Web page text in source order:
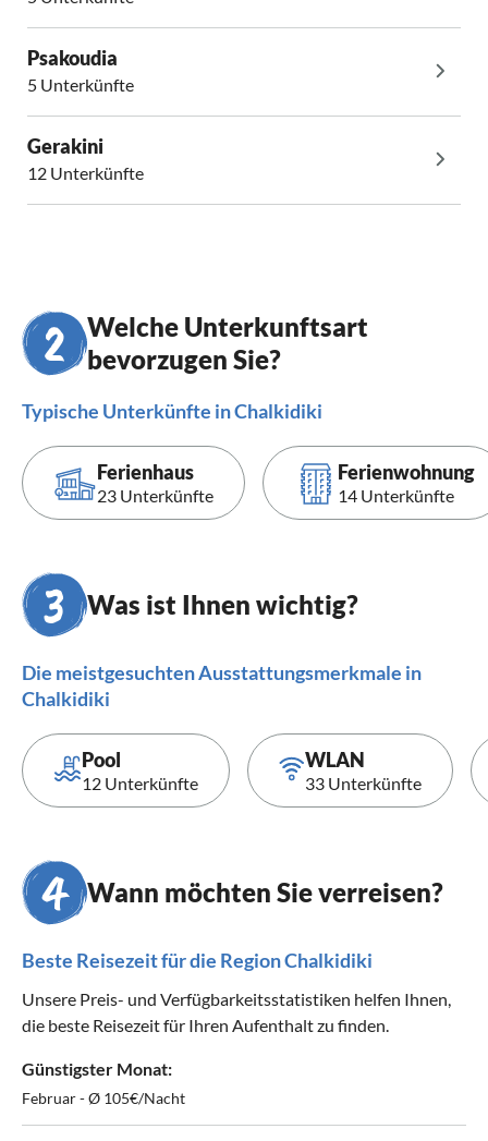
Psakoudia
5 Unterkünfte
Gerakini
12 Unterkünfte
Welche Unterkunftsart
bevorzugen Sie?
Typische Unterkünfte in Chalkidiki
Ferienhaus
23 Unterkünfte
Ferienwohnung
14 Unterkünfte
Was ist Ihnen wichtig?
Die meistgesuchten Ausstattungsmerkmale in
Chalkidiki
Pool
12 Unterkünfte
WLAN
33 Unterkünfte
Wann möchten Sie verreisen?
Beste Reisezeit für die Region Chalkidiki
Unsere Preis- und Verfügbarkeitsstatistiken helfen Ihnen,
die beste Reisezeit für Ihren Aufenthalt zu finden.
Günstigster Monat:
Februar - Ø 105€/Nacht